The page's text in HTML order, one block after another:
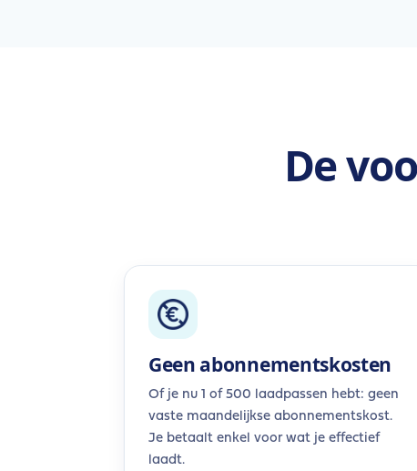
De
Geen abonnementskosten
Of je nu 1 of 500 laadpassen hebt: geen
vaste maandelijkse abonnementskost.
Je betaalt enkel voor wat je effectief
laadt.